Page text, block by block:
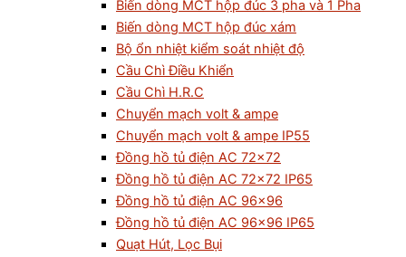
Biến dòng MCT hộp đúc 3 pha và 1 Pha
Biến dòng MCT hộp đúc xám
Bộ ổn nhiệt kiểm soát nhiệt độ
Cầu Chì Điều Khiển
Cầu Chì H.R.C
Chuyển mạch volt & ampe
Chuyển mạch volt & ampe IP55
Đồng hồ tủ điện AC 72×72
Đồng hồ tủ điện AC 72×72 IP65
Đồng hồ tủ điện AC 96×96
Đồng hồ tủ điện AC 96×96 IP65
Quạt Hút, Lọc Bụi